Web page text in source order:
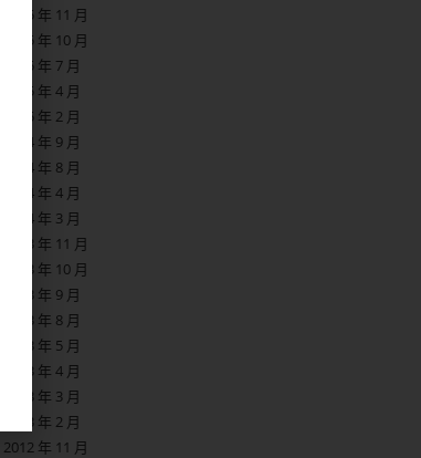
2015 年 11 月
2015 年 10 月
2015 年 7 月
2015 年 4 月
2015 年 2 月
2014 年 9 月
2014 年 8 月
2014 年 4 月
2014 年 3 月
2013 年 11 月
2013 年 10 月
2013 年 9 月
2013 年 8 月
2013 年 5 月
2013 年 4 月
2013 年 3 月
2013 年 2 月
2012 年 11 月